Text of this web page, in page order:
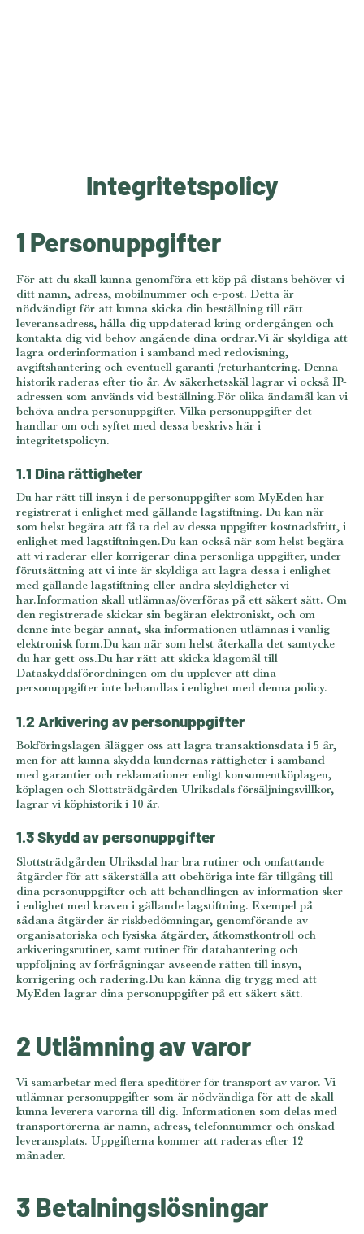
Integritetspolicy
1 Personuppgifter
För att du skall kunna genomföra ett köp på distans behöver vi
ditt namn, adress, mobilnummer och e-post. Detta är
nödvändigt för att kunna skicka din beställning till rätt
leveransadress, hålla dig uppdaterad kring ordergången och
kontakta dig vid behov angående dina ordrar.Vi är skyldiga att
lagra orderinformation i samband med redovisning,
avgiftshantering och eventuell garanti-/returhantering. Denna
historik raderas efter tio år. Av säkerhetsskäl lagrar vi också IP-
adressen som används vid beställning.För olika ändamål kan vi
behöva andra personuppgifter. Vilka personuppgifter det
handlar om och syftet med dessa beskrivs här i
integritetspolicyn.
1.1 Dina rättigheter
Du har rätt till insyn i de personuppgifter som MyEden har
registrerat i enlighet med gällande lagstiftning. Du kan när
som helst begära att få ta del av dessa uppgifter kostnadsfritt, i
enlighet med lagstiftningen.Du kan också när som helst begära
att vi raderar eller korrigerar dina personliga uppgifter, under
förutsättning att vi inte är skyldiga att lagra dessa i enlighet
med gällande lagstiftning eller andra skyldigheter vi
har.Information skall utlämnas/överföras på ett säkert sätt. Om
den registrerade skickar sin begäran elektroniskt, och om
denne inte begär annat, ska informationen utlämnas i vanlig
elektronisk form.Du kan när som helst återkalla det samtycke
du har gett oss.Du har rätt att skicka klagomål till
Dataskyddsförordningen om du upplever att dina
personuppgifter inte behandlas i enlighet med denna policy.
1.2 Arkivering av personuppgifter
Bokföringslagen ålägger oss att lagra transaktionsdata i 5 år,
men för att kunna skydda kundernas rättigheter i samband
med garantier och reklamationer enligt konsumentköplagen,
köplagen och Slottsträdgården Ulriksdals försäljningsvillkor,
lagrar vi köphistorik i 10 år.
1.3 Skydd av personuppgifter
Slottsträdgården Ulriksdal har bra rutiner och omfattande
åtgärder för att säkerställa att obehöriga inte får tillgång till
dina personuppgifter och att behandlingen av information sker
i enlighet med kraven i gällande lagstiftning. Exempel på
sådana åtgärder är riskbedömningar, genomförande av
organisatoriska och fysiska åtgärder, åtkomstkontroll och
arkiveringsrutiner, samt rutiner för datahantering och
uppföljning av förfrågningar avseende rätten till insyn,
korrigering och radering.Du kan känna dig trygg med att
MyEden lagrar dina personuppgifter på ett säkert sätt.
2 Utlämning av varor
Vi samarbetar med flera speditörer för transport av varor. Vi
utlämnar personuppgifter som är nödvändiga för att de skall
kunna leverera varorna till dig. Informationen som delas med
transportörerna är namn, adress, telefonnummer och önskad
leveransplats. Uppgifterna kommer att raderas efter 12
månader.
3 Betalningslösningar